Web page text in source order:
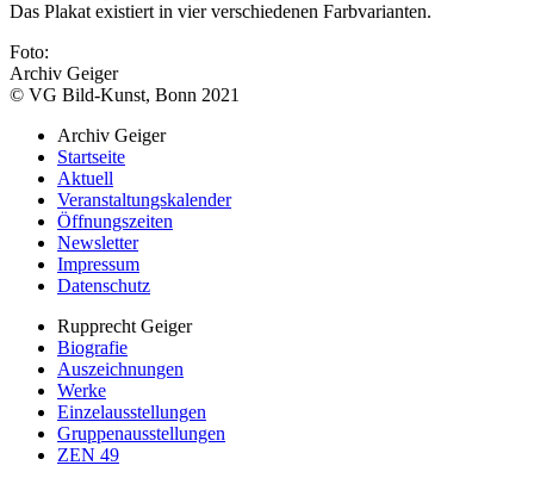
Das Plakat existiert in vier verschiedenen Farbvarianten.
Foto:
Archiv Geiger
© VG Bild-Kunst, Bonn 2021
Archiv Geiger
Startseite
Aktuell
Veranstaltungskalender
Öffnungszeiten
Newsletter
Impressum
Datenschutz
Rupprecht Geiger
Biografie
Auszeichnungen
Werke
Einzelausstellungen
Gruppenausstellungen
ZEN 49